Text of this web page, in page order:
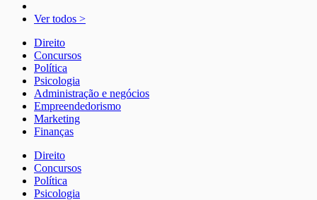
Ver todos >
Direito
Concursos
Política
Psicologia
Administração e negócios
Empreendedorismo
Marketing
Finanças
Direito
Concursos
Política
Psicologia